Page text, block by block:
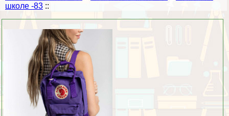
школе -83 ::